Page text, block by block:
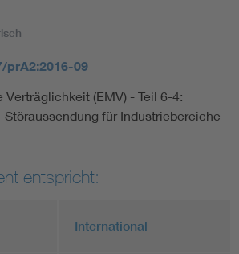
prA2:2016-09
(EMV) - Teil 6-4:
für Industriebereiche
entspricht:
International